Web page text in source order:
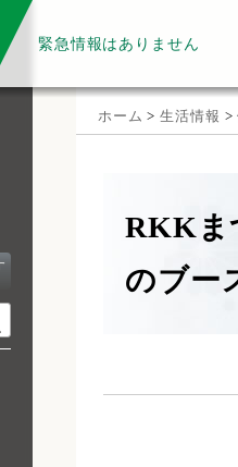
緊急情報はありません
ホーム >生活情報 >
RKKま
のブー